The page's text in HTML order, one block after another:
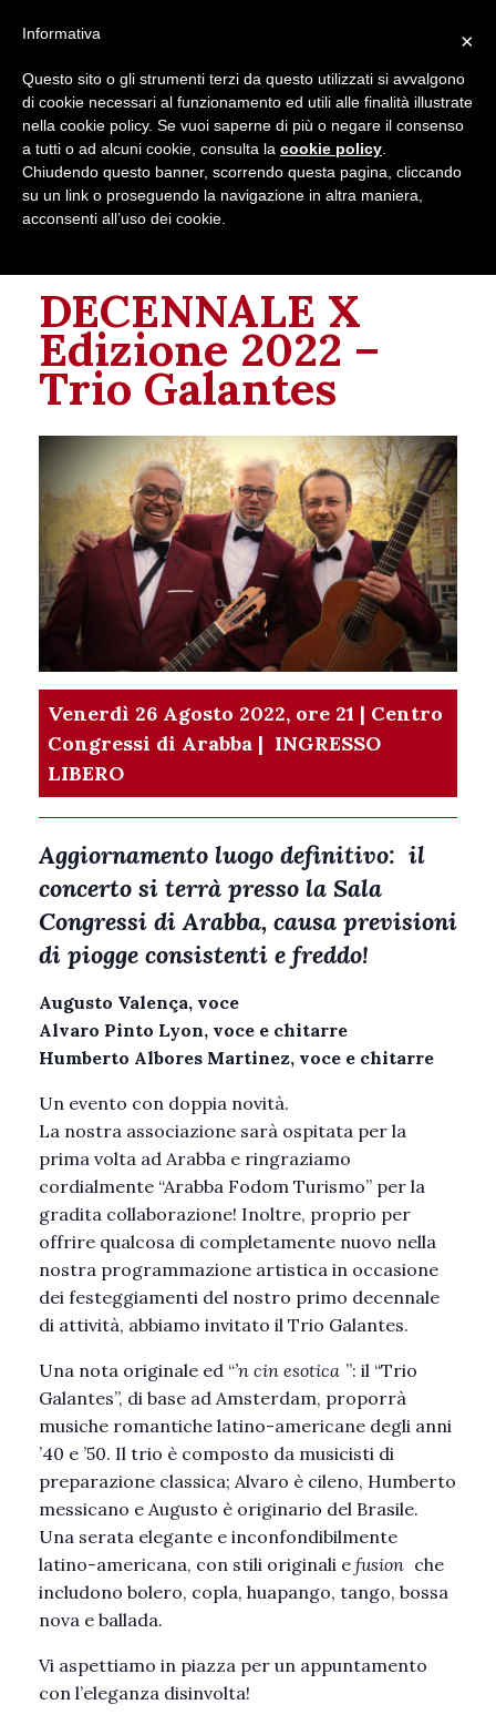
DECENNALE X
Edizione 2022 –
Trio Galantes
Venerdì 26 Agosto 2022, ore 21 | Centro
Congressi di Arabba | INGRESSO
LIBERO
Aggiornamento luogo definitivo: il
concerto si terrà presso la Sala
Congressi di Arabba, causa previsioni
di piogge consistenti e freddo!
Augusto Valença, voce
Alvaro Pinto Lyon, voce e chitarre
Humberto Albores Martinez, voce e chitarre
Un evento con doppia novità.
La nostra associazione sarà ospitata per la
prima volta ad Arabba e ringraziamo
cordialmente “Arabba Fodom Turismo” per la
gradita collaborazione! Inoltre, proprio per
offrire qualcosa di completamente nuovo nella
nostra programmazione artistica in occasione
dei festeggiamenti del nostro primo decennale
di attività, abbiamo invitato il Trio Galantes.
Una nota originale ed “’n cin esotica ”: il “Trio
Galantes”, di base ad Amsterdam, proporrà
musiche romantiche latino-americane degli anni
’40 e ’50. Il trio è composto da musicisti di
preparazione classica; Alvaro è cileno, Humberto
messicano e Augusto è originario del Brasile.
Una serata elegante e inconfondibilmente
latino-americana, con stili originali e fusion che
includono bolero, copla, huapango, tango, bossa
nova e ballada.
Vi aspettiamo in piazza per un appuntamento
con l’eleganza disinvolta!
×
Informativa
Questo sito o gli strumenti terzi da questo utilizzati si avvalgono
di cookie necessari al funzionamento ed utili alle finalità illustrate
nella cookie policy. Se vuoi saperne di più o negare il consenso
a tutti o ad alcuni cookie, consulta la cookie policy
Chiudendo questo banner, scorrendo questa pagina, cliccando
su un link o proseguendo la navigazione in altra maniera,
acconsenti all’uso dei cookie.